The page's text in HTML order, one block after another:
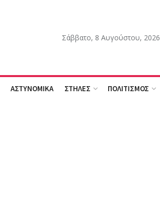
Σάββατο, 8 Αυγούστου, 2026
ΑΣΤΥΝΟΜΙΚΑ ΣΤΗΛΕΣ ΠΟΛΙΤΙΣΜΟΣ